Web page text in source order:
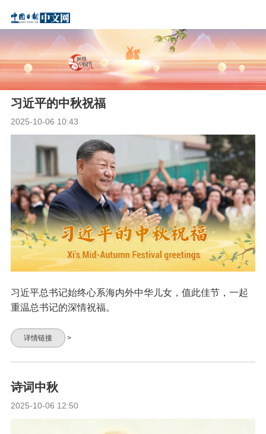
习近平的中秋祝福
2025-10-06 10:43
习近平总书记始终心系海内外中华儿女，值此佳节，一起
重温总书记的深情祝福。
详情链接 >
诗词中秋
2025-10-06 12:50